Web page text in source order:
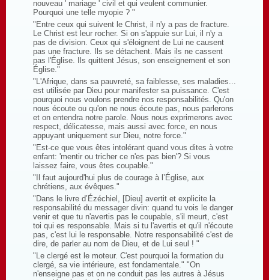
nouveau ' mariage ' civil et qui veulent communier.
Pourquoi une telle myopie ? "
"Entre ceux qui suivent le Christ, il n'y a pas de fracture.
Le Christ est leur rocher. Si on s'appuie sur Lui, il n'y a
pas de division. Ceux qui s'éloignent de Lui ne causent
pas une fracture. Ils se détachent. Mais ils ne cassent
pas l'Église. Ils quittent Jésus, son enseignement et son
Église."
"L'Afrique, dans sa pauvreté, sa faiblesse, ses maladies...
est utilisée par Dieu pour manifester sa puissance. C'est
pourquoi nous voulons prendre nos responsabilités. Qu'on
nous écoute ou qu'on ne nous écoute pas, nous parlerons
et on entendra notre parole. Nous nous exprimerons avec
respect, délicatesse, mais aussi avec force, en nous
appuyant uniquement sur Dieu, notre force."
"Est-ce que vous êtes intolérant quand vous dites à votre
enfant: 'mentir ou tricher ce n'es pas bien'? Si vous
laissez faire, vous êtes coupable."
"Il faut aujourd'hui plus de courage à l’Église, aux
chrétiens, aux évêques."
"Dans le livre d’Ézéchiel, [Dieu] avertit et explicite la
responsabilité du messager divin: quand tu vois le danger
venir et que tu n'avertis pas le coupable, s'il meurt, c'est
toi qui es responsable. Mais si tu l'avertis et qu'il n'écoute
pas, c'est lui le responsable. Notre responsabilité c'est de
dire, de parler au nom de Dieu, et de Lui seul ! "
"Le clergé est le moteur. C'est pourquoi la formation du
clergé, sa vie intérieure, est fondamentale." "On
n'enseigne pas et on ne conduit pas les autres à Jésus